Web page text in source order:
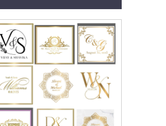
Σιδηροδρόμου/Τοιχών/Δαπέδων
Διαφημιστικά